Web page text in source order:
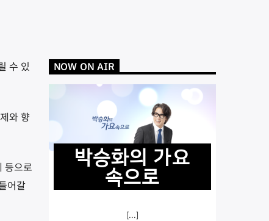
수 있
와 향
등으로
어갈
NOW ON AIR
박승화의 가요
속으로
[...]